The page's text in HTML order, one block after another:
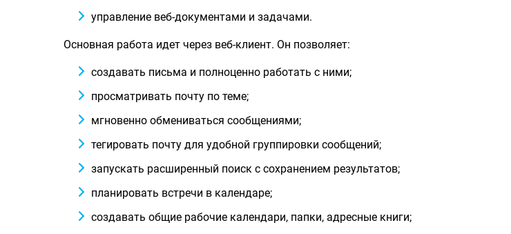
управление веб-документами и задачами.
Основная работа идет через веб-клиент. Он позволяет:
создавать письма и полноценно работать с ними;
просматривать почту по теме;
мгновенно обмениваться сообщениями;
тегировать почту для удобной группировки сообщений;
запускать расширенный поиск с сохранением результатов;
планировать встречи в календаре;
создавать общие рабочие календари, папки, адресные книги;